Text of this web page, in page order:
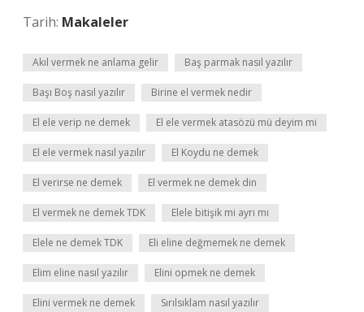
Tarih: Makaleler
Akıl vermek ne anlama gelir Baş parmak nasıl yazılır
Başı Boş nasıl yazılır Birine el vermek nedir
El ele verip ne demek El ele vermek atasözü mü deyim mi
El ele vermek nasıl yazılır El Koydu ne demek
El verirse ne demek El vermek ne demek din
El vermek ne demek TDK Elele bitişik mi ayrı mı
Elele ne demek TDK Eli eline değmemek ne demek
Elim eline nasıl yazılır Elini opmek ne demek
Elini vermek ne demek Sırılsıklam nasıl yazılır